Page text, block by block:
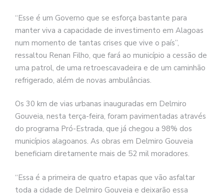
“Esse é um Governo que se esforça bastante para
manter viva a capacidade de investimento em Alagoas
num momento de tantas crises que vive o país”,
ressaltou Renan Filho, que fará ao município a cessão de
uma patrol, de uma retroescavadeira e de um caminhão
refrigerado, além de novas ambulâncias.
Os 30 km de vias urbanas inauguradas em Delmiro
Gouveia, nesta terça-feira, foram pavimentadas através
do programa Pró-Estrada, que já chegou a 98% dos
municípios alagoanos. As obras em Delmiro Gouveia
beneficiam diretamente mais de 52 mil moradores.
“Essa é a primeira de quatro etapas que vão asfaltar
toda a cidade de Delmiro Gouveia e deixarão essa